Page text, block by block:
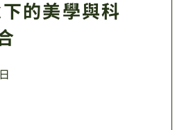
的美學與科